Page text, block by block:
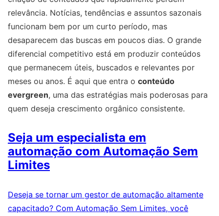
relevância. Notícias, tendências e assuntos sazonais
funcionam bem por um curto período, mas
desaparecem das buscas em poucos dias. O grande
diferencial competitivo está em produzir conteúdos
que permanecem úteis, buscados e relevantes por
meses ou anos. É aqui que entra o conteúdo
evergreen, uma das estratégias mais poderosas para
quem deseja crescimento orgânico consistente.
Seja um especialista em
automação com Automação Sem
Limites
Deseja se tornar um gestor de automação altamente
capacitado? Com Automação Sem Limites, você